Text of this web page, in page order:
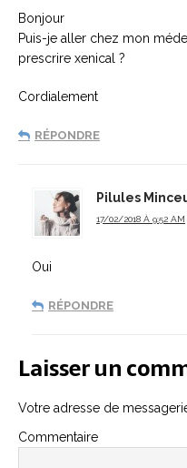
Bonjour
Puis-je aller chez mon
prescrire xenical ?
Cordialement
RÉPONDRE
Pilules
17/02/2018 À 9:52 AM
Oui
RÉPONDRE
Laisser un
Votre adresse de
Commentaire